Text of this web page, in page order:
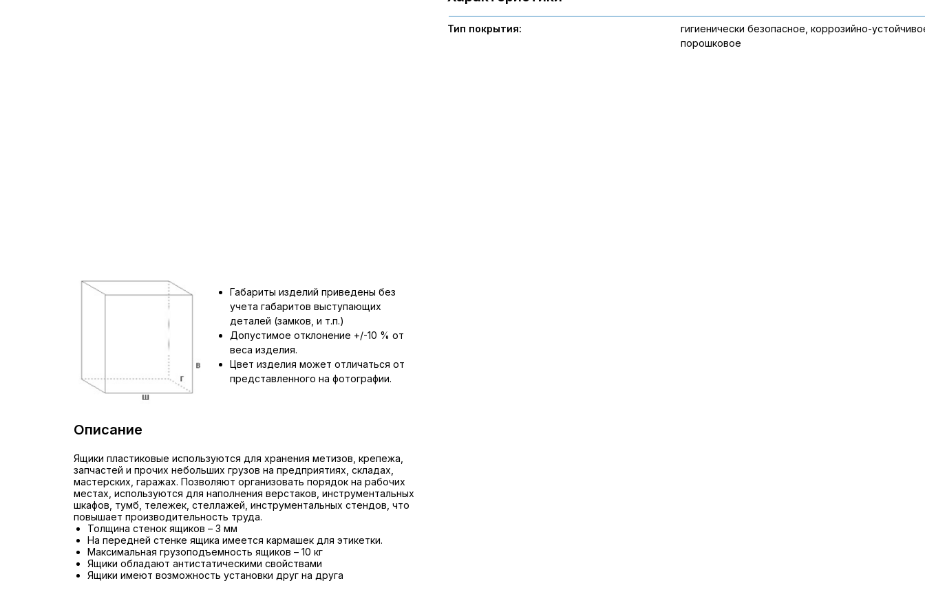
Описание
Ящики пластиковые используются для хранения метизов, крепежа,
запчастей и прочих небольших грузов на предприятиях, складах,
мастерских, гаражах. Позволяют организовать порядок на рабочих
местах, используются для наполнения верстаков, инструментальных
шкафов, тумб, тележек, стеллажей, инструментальных стендов, что
повышает производительность труда.
Толщина стенок ящиков – 3 мм
На передней стенке ящика имеется кармашек для этикетки.
Максимальная грузоподъемность ящиков – 10 кг
Ящики обладают антистатическими свойствами
Ящики имеют возможность установки друг на друга
Габариты изделий приведены без
учета габаритов выступающих
деталей (замков, и т.п.)
Допустимое отклонение +/-10 % от
веса изделия.
Цвет изделия может отличаться от
представленного на фотографии.
гигиенически безопасное, коррозийно-
порошковое
Тип покрытия: